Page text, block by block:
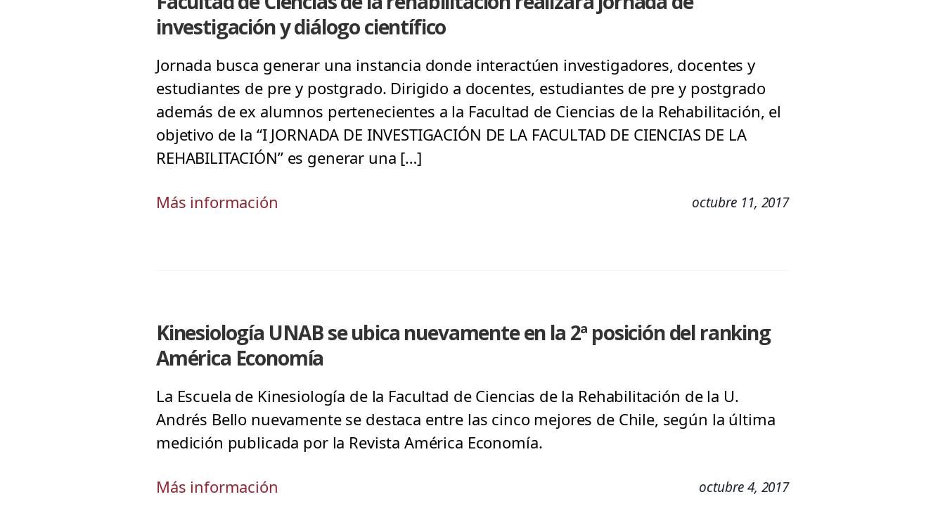
investigación y diálogo científico
Jornada busca generar una instancia donde interactúen investigadores, docentes y
estudiantes de pre y postgrado. Dirigido a docentes, estudiantes de pre y postgrado
además de ex alumnos pertenecientes a la Facultad de Ciencias de la Rehabilitación, el
objetivo de la “I JORNADA DE INVESTIGACIÓN DE LA FACULTAD DE CIENCIAS DE LA
REHABILITACIÓN” es generar una […]
Más información octubre 11, 2017
Kinesiología UNAB se ubica nuevamente en la 2ª posición del ranking
América Economía
La Escuela de Kinesiología de la Facultad de Ciencias de la Rehabilitación de la U.
Andrés Bello nuevamente se destaca entre las cinco mejores de Chile, según la última
medición publicada por la Revista América Economía.
Más información octubre 4, 2017